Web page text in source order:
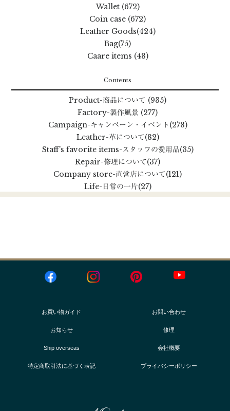
Wallet (672)
Coin case (672)
Leather Goods(424)
Bag(75)
Caare items (48)
Contents
Product-商品について (935)
Factory-製作風景 (277)
Campaign-キャンペーン・イベント (278)
Leather-革について(82)
Staff's favorite items-スタッフの愛用品(35)
Repair-修理について(37)
Company store-直営店について(121)
Life-日常の一片(27)
お買い物ガイド お問い合わせ
お知らせ 修理
Ship overseas 会社概要
特定商取引法に基づく表記 プライバシーポリシー